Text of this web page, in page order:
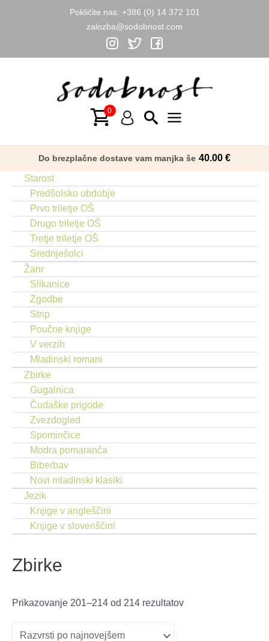
Pokličite nas: +386 (0) 14 372 101
zalozba@sodobnost.com
Menu
Do brezplačne dostave vam manjka še 40.00 €
Starost
Predšolsko obdobje
Prvo triletje OŠ
Drugo triletje OŠ
Tretje triletje OŠ
Srednješolci
Žanr
Slikanice
Zgodbe
Strip
Poučne knjige
V verzih
Mladinski romani
Zbirke
Gugalnica
Čudaške prigode
Zvezdogled
Spominčice
Modra pomaranča
Biberbav
Novi mladinski klasiki
Jezik
Knjige v angleščini
Knjige v slovenščini
Zbirke
Prikazovanje 201–214 od 214 rezultatovRazvrščeno